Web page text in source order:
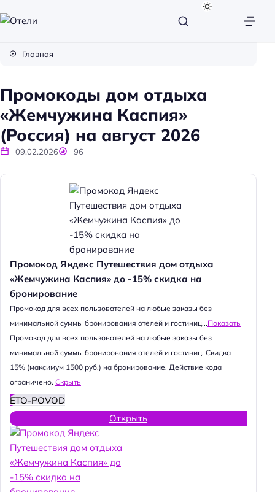
и
Главная
Промокоды дом отдыха
«Жемчужина Каспия»
(Россия) на август 2026
09.02.2026 96
Промокод Яндекс Путешествия дом отдыха
«Жемчужина Каспия» до -15% скидка на
бронирование
Промокод для всех пользователей на любые заказы без
минимальной суммы бронирования отелей и гостиниц...Показать
Промокод для всех пользователей на любые заказы без
минимальной суммы бронирования отелей и гостиниц. Скидка
15% (максимум 1500 руб.) на бронирование. Действие кода
ограничено. Скрыть
ETO-POVOD
Открыть